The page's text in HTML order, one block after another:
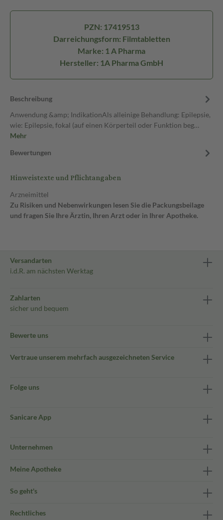
PZN: 17419513
Darreichungsform: Filmtabletten
Marke: 1 A Pharma
Hersteller: 1A Pharma GmbH
Beschreibung
Anwendung &amp; IndikationAls alleinige Behandlung: Epilepsie,
wie: Epilepsie, fokal (auf einen Körperteil oder Funktion beg…
Mehr
Bewertungen
Hinweistexte und Pflichtangaben
Arzneimittel
Zu Risiken und Nebenwirkungen lesen Sie die Packungsbeilage
und fragen Sie Ihre Ärztin, Ihren Arzt oder in Ihrer Apotheke.
Versandarten
i.d.R. am nächsten Werktag
Zahlarten
sicher und bequem
Bewerte uns
Vertraue unserem mehrfach ausgezeichneten Service
Folge uns
Sanicare App
Unternehmen
Meine Apotheke
So geht's
Rechtliches